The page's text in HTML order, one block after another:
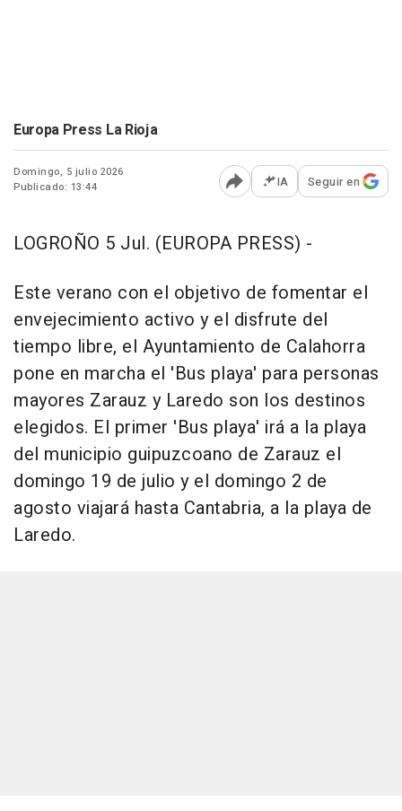
Europa Press La Rioja
Domingo, 5 julio 2026
Publicado: 13:44
Abrir opciones para
IA Seguir en
LOGROÑO 5 Jul. (EUROPA PRESS) -
Este verano con el objetivo de fomentar el
envejecimiento activo y el disfrute del
tiempo libre, el Ayuntamiento de Calahorra
pone en marcha el 'Bus playa' para personas
mayores Zarauz y Laredo son los destinos
elegidos. El primer 'Bus playa' irá a la playa
del municipio guipuzcoano de Zarauz el
domingo 19 de julio y el domingo 2 de
agosto viajará hasta Cantabria, a la playa de
Laredo.